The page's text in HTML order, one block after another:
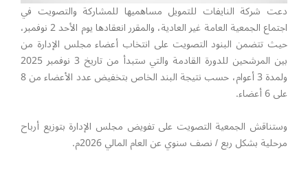
دعت شركة النايفات للتمويل مساهميها للمشاركة والتصويت في
اجتماع الجمعية العامة غير العادية، والمقرر انعقادها يوم الأحد 2 نوفمبر،
حيث تتضمن البنود التصويت على انتخاب أعضاء مجلس الإدارة من
بين المرشحين للدورة القادمة والتي ستبدأ من تاريخ 3 نوفمبر 2025
ولمدة 3 أعوام، حسب نتيجة البند الخاص بتخفيض عدد الأعضاء من 8
على 6 أعضاء.
وستناقش الجمعية التصويت على تفويض مجلس الإدارة بتوزيع أرباح
مرحلية بشكل ربع / نصف سنوي عن العام المالي 2026م.